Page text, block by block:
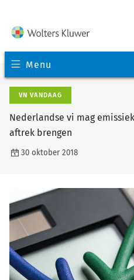
Menu
VN VANDAAG
Nederlandse vi mag
aftrek brengen
30 oktober 2018